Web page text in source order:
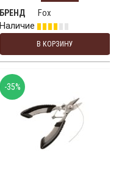
БРЕНД
Fox
Наличие
В КОРЗИНУ
-35%